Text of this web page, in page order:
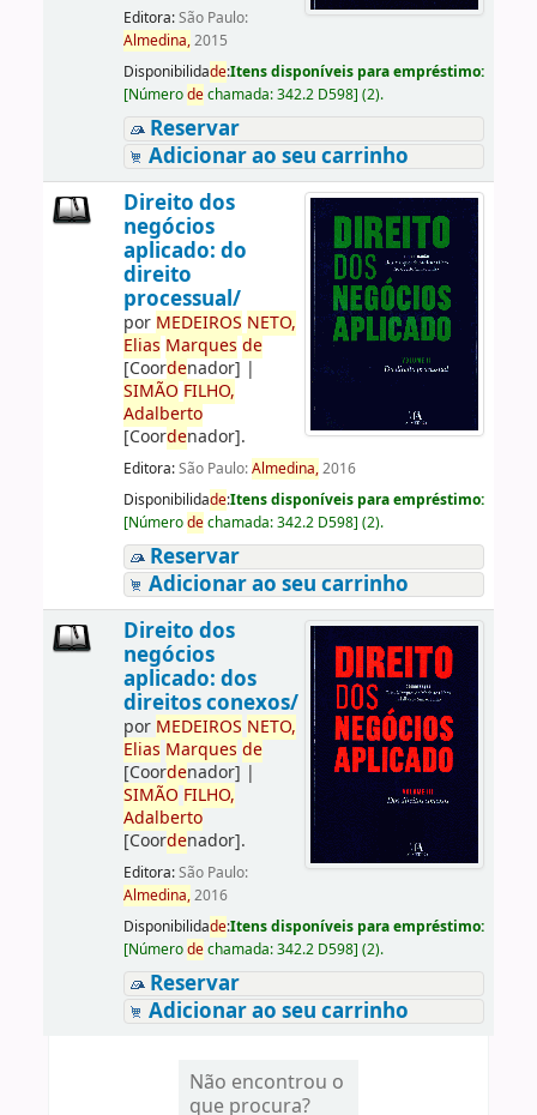
Editora:São Paulo:
Almedina,2015
Disponibilidade:Itens disponíveis para empréstimo:
[Númerodechamada:342.2 D598] (2).
Reservar
Adicionar ao seu carrinho
Direito dos
negócios
aplicado: do
direito
processual/
por MEDEIROS NETO,
Elias Marques de
[Coordenador] |
SIMÃO FILHO,
Adalberto
[Coordenador].
Editora:São Paulo:Almedina,2016
Disponibilidade:Itens disponíveis para empréstimo:
[Númerodechamada:342.2 D598] (2).
Reservar
Adicionar ao seu carrinho
Direito dos
negócios
aplicado: dos
direitos conexos/
por MEDEIROS NETO,
Elias Marques de
[Coordenador] |
SIMÃO FILHO,
Adalberto
[Coordenador].
Editora:São Paulo:
Almedina,2016
Disponibilidade:Itens disponíveis para empréstimo:
[Númerodechamada:342.2 D598] (2).
Reservar
Adicionar ao seu carrinho
Não encontrou o
que procura?